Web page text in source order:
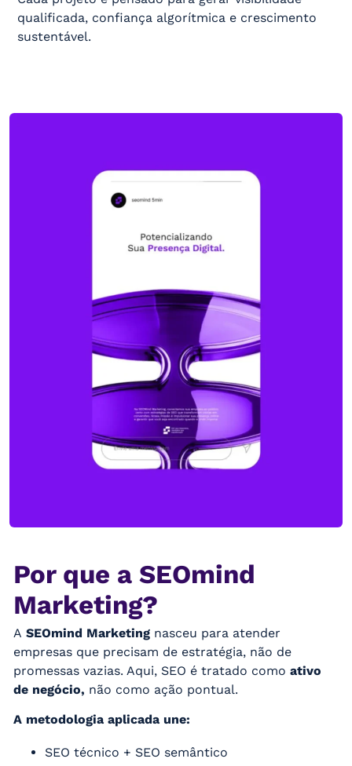
qualificada, confiança algorítmica e crescimento
sustentável.
Por que a SEOmind
Marketing?
A SEOmind Marketing nasceu para atender
empresas que precisam de estratégia, não de
promessas vazias. Aqui, SEO é tratado como ativo
de negócio, não como ação pontual.
A metodologia aplicada une:
SEO técnico + SEO semântico